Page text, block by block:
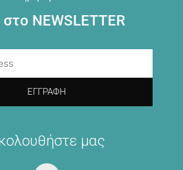
NEWSLETTER
ΕΓΓΡΑΦΉ
μας